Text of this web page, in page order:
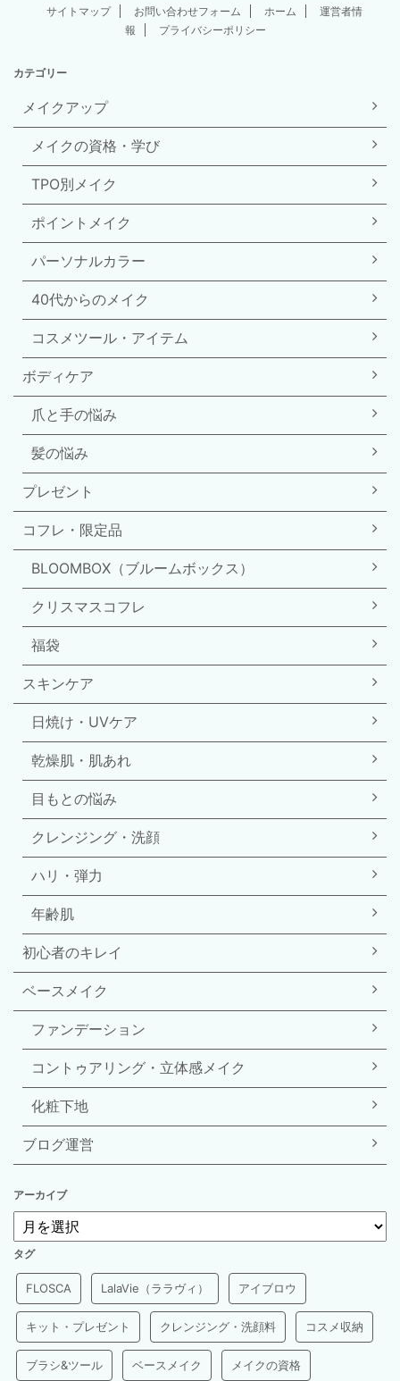
サイトマップ お問い合わせフォーム ホーム
運営者情
報
プライバシーポリシー
カテゴリー
メイクアップ
メイクの資格・学び
TPO別メイク
ポイントメイク
パーソナルカラー
40代からのメイク
コスメツール・アイテム
ボディケア
爪と手の悩み
髪の悩み
プレゼント
コフレ・限定品
BLOOMBOX（ブルームボックス）
クリスマスコフレ
福袋
スキンケア
日焼け・UVケア
乾燥肌・肌あれ
目もとの悩み
クレンジング・洗顔
ハリ・弾力
年齢肌
初心者のキレイ
ベースメイク
ファンデーション
コントゥアリング・立体感メイク
化粧下地
ブログ運営
アーカイブ
タグ
FLOSCA LalaVie（ララヴィ） アイブロウ
キット・プレゼント クレンジング・洗顔料 コスメ収納
ブラシ&ツール ベースメイク メイクの資格